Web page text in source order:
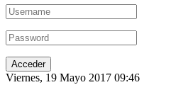
Viernes, 19 Mayo 2017 09:46